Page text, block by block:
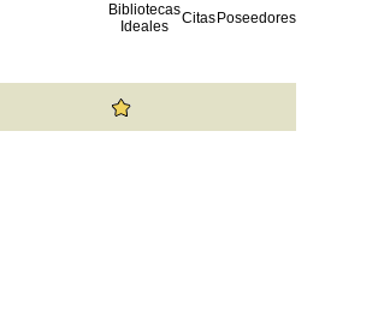
Bibliotecas
Ideales
Citas Poseedores